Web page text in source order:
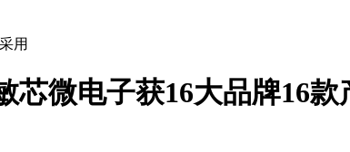
用
微电子获16大品牌16款